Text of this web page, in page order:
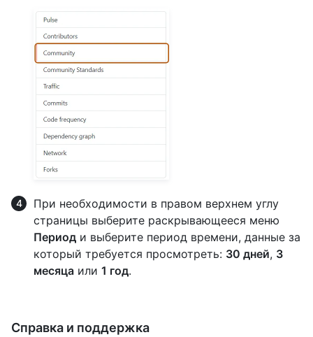
При необходимости в правом верхнем углу
страницы выберите раскрывающееся меню
Период и выберите период времени, данные за
который требуется просмотреть: 30 дней, 3
месяца или 1 год.
Справка и поддержка